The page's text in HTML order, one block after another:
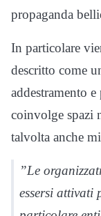
propaganda
In particolare
descritto come
addestramento
coinvolge spazi
talvolta anche
”Le
essersi attivati